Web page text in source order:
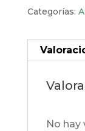
cantidad
Categorías:
No hay